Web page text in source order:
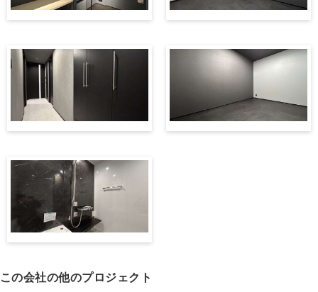
この会社の他のプロジェクト